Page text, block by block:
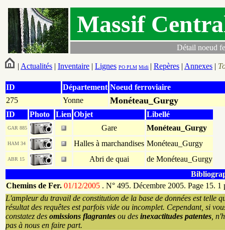
Massif
Détail noeud
| Actualités | Inventaire | Lignes PO PLM Midi | Repères | Annexes |
ID Département Noeud ferroviaire
275
Yonne Monéteau_Gurgy
ID Photo Lien Objet Libellé
GAR 885 Gare Monéteau_Gurgy
HAM 34 Halles à marchandises Monéteau_Gurgy
ABR 15 Abri de quai
de Monéteau_Gurgy
Chemins de Fer. 01/12/2005 . N° 495. Décembre 2005. Page 15.
L'ampleur du travail de constitution de la base de données est telle
résultat des requêtes est parfois vide ou incomplet. Cependant, si
constatez des omissions flagrantes ou des inexactitudes patentes ,
pas à nous en faire part.